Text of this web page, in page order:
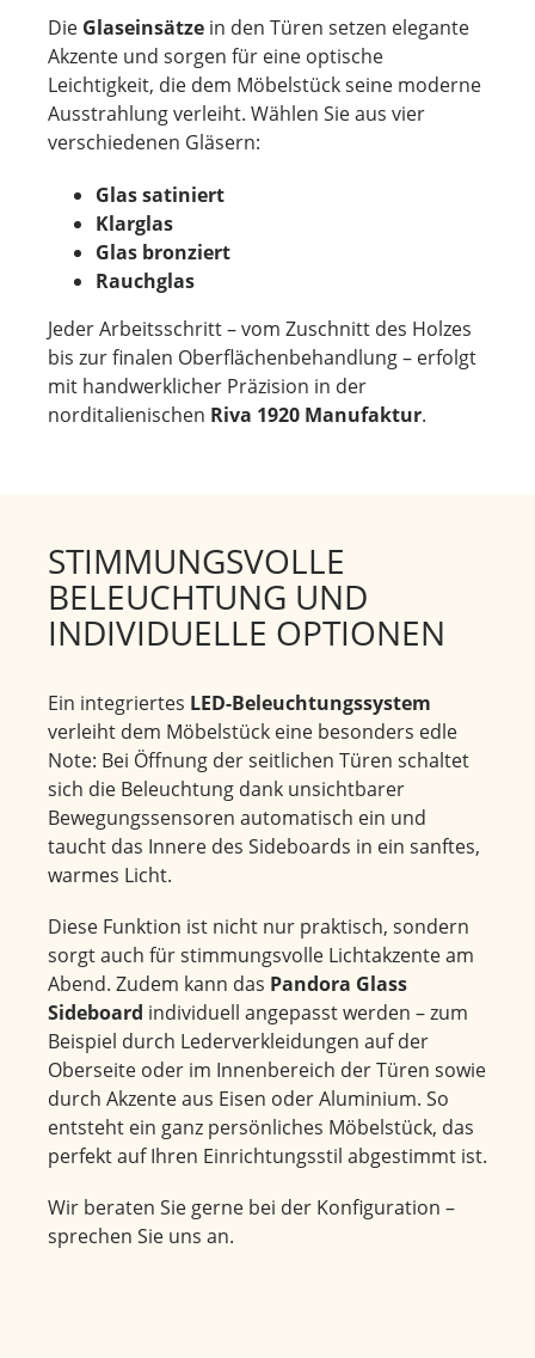
Die Glaseinsätze in den Türen setzen elegante
Akzente und sorgen für eine optische
Leichtigkeit, die dem Möbelstück seine moderne
Ausstrahlung verleiht. Wählen Sie aus vier
verschiedenen Gläsern:
Glas satiniert
Klarglas
Glas bronziert
Rauchglas
Jeder Arbeitsschritt – vom Zuschnitt des Holzes
bis zur finalen Oberflächenbehandlung – erfolgt
mit handwerklicher Präzision in der
norditalienischen Riva 1920 Manufaktur.
STIMMUNGSVOLLE
BELEUCHTUNG UND
INDIVIDUELLE OPTIONEN
Ein integriertes LED-Beleuchtungssystem
verleiht dem Möbelstück eine besonders edle
Note: Bei Öffnung der seitlichen Türen schaltet
sich die Beleuchtung dank unsichtbarer
Bewegungssensoren automatisch ein und
taucht das Innere des Sideboards in ein sanftes,
warmes Licht.
Diese Funktion ist nicht nur praktisch, sondern
sorgt auch für stimmungsvolle Lichtakzente am
Abend. Zudem kann das Pandora Glass
Sideboard individuell angepasst werden – zum
Beispiel durch Lederverkleidungen auf der
Oberseite oder im Innenbereich der Türen sowie
durch Akzente aus Eisen oder Aluminium. So
entsteht ein ganz persönliches Möbelstück, das
perfekt auf Ihren Einrichtungsstil abgestimmt ist.
Wir beraten Sie gerne bei der Konfiguration –
sprechen Sie uns an.